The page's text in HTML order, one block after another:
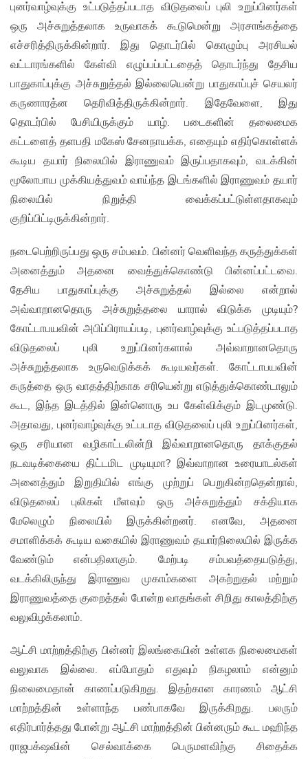
புனர்வாழ்வுக்கு உட்படுத்தப்படாத விடுதலைப் புலி உறுப்பினர்கள்
ஒரு அச்சுறுத்தலாக உருவாகக் கூடுமென்று அரசாங்கத்தை
எச்சரித்திருக்கின்றார். இது தொடர்பில் கொழும்பு அரசியல்
வட்டாரங்களில் கேள்வி எழுப்பப்பட்டதைத் தொடர்ந்து தேசிய
பாதுகாப்புக்கு அச்சுறுத்தல் இல்லையென்று பாதுகாப்புச் செயலர்
கருணாரத்ன தெரிவித்திருக்கின்றார். இதேவேளை, இது
தொடர்பில் பேசியிருக்கும் யாழ். படைகளின் தலைமைக
கட்டளைத் தளபதி மகேஸ் சேனநாயக்க, எதையும் எதிர்கொள்ளக்
கூடிய தயார் நிலையில் இராணுவம் இருப்பதாகவும், வடக்கின்
மூலோபாய முக்கியத்துவம் வாய்ந்த இடங்களில் இராணுவம் தயார்
நிலையில் நிறுத்தி வைக்கப்பட்டுள்ளதாகவும்
குறிப்பிட்டிருக்கின்றார்.
நடைபெற்றிருப்பது ஒரு சம்பவம். பின்னர் வெளிவந்த கருத்துக்கள்
அனைத்தும் அதனை வைத்துக்கொண்டு பின்னப்பட்டவை.
தேசிய பாதுகாப்புக்கு அச்சுறுத்தல் இல்லை என்றால்
அவ்வாறானதொரு அச்சுறுத்தலை யாரால் விடுக்க முடியும்?
கோட்டாபயவின் அபிப்பிராயப்படி, புனர்வாழ்வுக்கு உட்படுத்தப்படாத
விடுதலைப் புலி உறுப்பினர்களால் அவ்வாறானதொரு
அச்சுறுத்தலாக உருவெடுக்கக் கூடியவர்கள். கோட்டாபயவின்
கருத்தை ஒரு வாதத்திற்காக சரியென்று எடுத்துக்கொண்டாலும்
கூட, இந்த இடத்தில் இன்னொரு உப கேள்விக்கும் இடமுண்டு.
அதாவது, புனர்வாழ்வுக்கு உட்படாத விடுதலைப் புலி உறுப்பினர்கள்,
ஒரு சரியான வழிகாட்டலின்றி இவ்வாறானதொரு தாக்குதல்
நடவடிக்கையை திட்டமிட முடியுமா? இவ்வாறான உரையாடல்கள்
அனைத்தும் இறுதியில் எங்கு முற்றுப் பெறுகின்றதென்றால்,
விடுதலைப் புலிகள் மீளவும் ஒரு அச்சுறுத்தும் சக்தியாக
மேலெழும் நிலையில் இருக்கின்றனர். எனவே, அதனை
சமாளிக்கக் கூடிய வகையில் இராணுவம் தயார்நிலையில் இருக்க
வேண்டும் என்பதிலாகும். மேற்படி சம்பவத்தையடுத்து,
வடக்கிலிருந்து இராணுவ முகாம்களை அகற்றுதல் மற்றும்
இராணுவத்தை குறைத்தல் போன்ற வாதங்கள் சிறிது காலத்திற்கு
வலுவிழக்கலாம்.
ஆட்சி மாற்றத்திற்கு பின்னர் இலங்கையின் உள்ளக நிலைமைகள்
வலுவாக இல்லை. எப்போதும் எதுவும் நிகழலாம் என்னும்
நிலைமைதான் காணப்படுகிறது. இதற்கான காரணம் ஆட்சி
மாற்றத்தின் உள்ளாந்த பண்பாகவே இருக்கிறது. பலரும்
எதிர்பார்த்தது போன்று ஆட்சி மாற்றத்தின் பின்னரும் கூட மஹிந்த
ராஜபக்‌ஷவின் செல்வாக்கை பெருமளவிற்கு சிதைக்க